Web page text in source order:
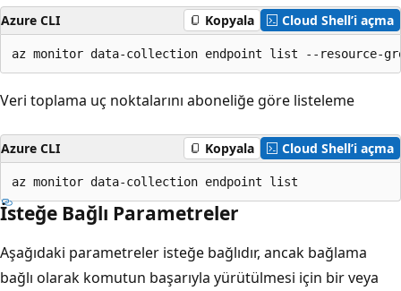
Azure CLI Kopyala Cloud Shell’i açma
az monitor data-collection endpoint list --resource-
Veri toplama uç noktalarını aboneliğe göre listeleme
Azure CLI Kopyala Cloud Shell’i açma
az monitor data-collection endpoint list
İsteğe Bağlı Parametreler
Aşağıdaki parametreler isteğe bağlıdır, ancak bağlama
bağlı olarak komutun başarıyla yürütülmesi için bir veya